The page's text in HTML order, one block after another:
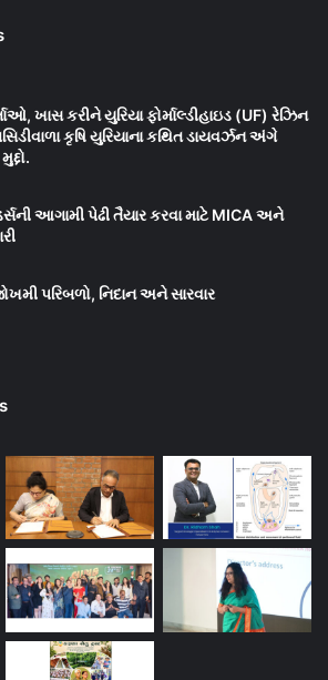
ખાસ કરીને યુરિયા ફોર્માલ્ડીહાઇડ (UF) રેઝિન
કૃષિ યુરિયાના કથિત ડાયવર્ઝન અંગે
આગામી પેઢી તૈયાર કરવા માટે MICA અને
પરિબળો, નિદાન અને સારવાર